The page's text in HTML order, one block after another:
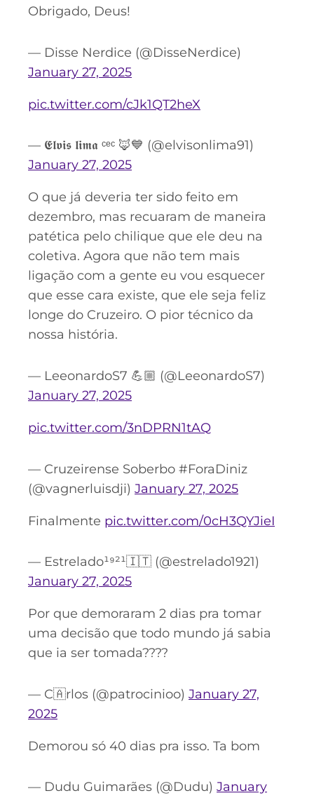
Obrigado, Deus!
— Disse Nerdice (@DisseNerdice)
January 27, 2025
pic.twitter.com/cJk1QT2heX
— 𝕰𝖑𝖛𝖎𝖘 𝖑𝖎𝖒𝖆 ᶜᵉᶜ 🦊💙 (@elvisonlima91)
January 27, 2025
O que já deveria ter sido feito em
dezembro, mas recuaram de maneira
patética pelo chilique que ele deu na
coletiva. Agora que não tem mais
ligação com a gente eu vou esquecer
que esse cara existe, que ele seja feliz
longe do Cruzeiro. O pior técnico da
nossa história.
— LeeonardoS7 💪🏼 (@LeeonardoS7)
January 27, 2025
pic.twitter.com/3nDPRN1tAQ
— Cruzeirense Soberbo #ForaDiniz
(@vagnerluisdji) January 27, 2025
Finalmente pic.twitter.com/0cH3QYJieI
— Estrelado¹⁹²¹🇮🇹 (@estrelado1921)
January 27, 2025
Por que demoraram 2 dias pra tomar
uma decisão que todo mundo já sabia
que ia ser tomada????
— C🇦rlos (@patrocinioo) January 27,
2025
Demorou só 40 dias pra isso. Ta bom
— Dudu Guimarães (@Dudu) January